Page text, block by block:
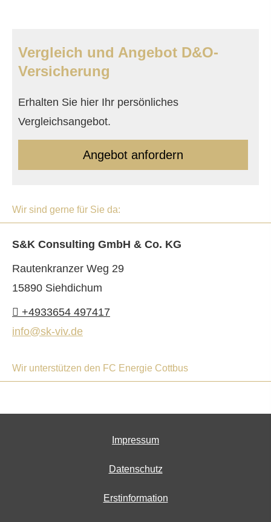
Vergleich und Angebot D&O-
Versicherung
Erhalten Sie hier Ihr persönliches
Vergleichsangebot.
An­ge­bot an­for­dern
Wir sind gerne für Sie da:
S&K Consulting GmbH & Co. KG
Rautenkranzer Weg 29
15890 Siehdichum
+4933654 497417
info@sk-viv.de
Wir unterstützen den FC Energie Cottbus
Impressum
Datenschutz
Erstinformation